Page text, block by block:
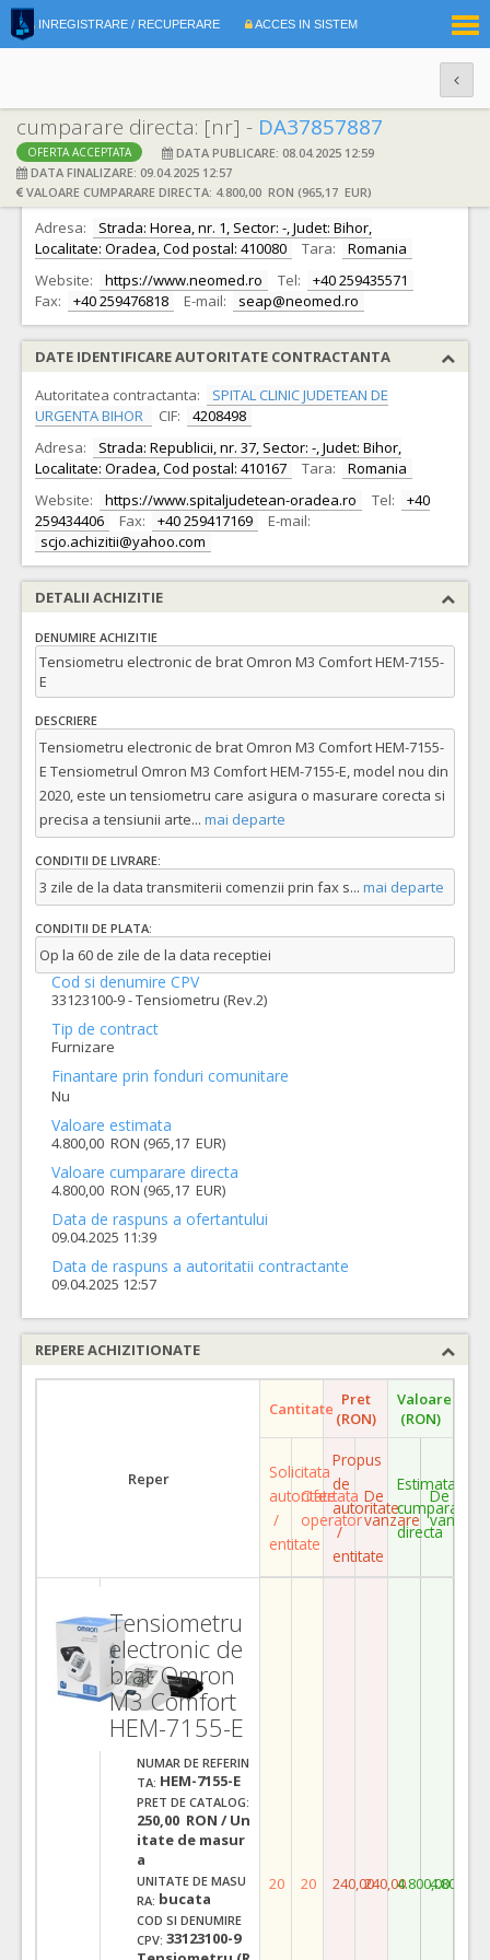
INREGISTRARE / RECUPERARE ACCES IN SISTEM
cumparare directa: [nr] - DA37857887
OFERTA ACCEPTATA
DATA PUBLICARE: 08.04.2025 12:59
DATA FINALIZARE: 09.04.2025 12:57
VALOARE CUMPARARE DIRECTA: 4.800,00 RON (965,17 EUR)
DATE IDENTIFICARE OFERTANT
Ofertant: S.C. NEOMED S.R.L. CIF: 8728108
Adresa:
Strada: Horea, nr. 1, Sector: -, Judet: Bihor,
Localitate: Oradea, Cod postal: 410080
Tara:
Romania
Website:
https://www.neomed.ro Tel:
+40 259435571
Fax:
+40 259476818 E-mail: seap@neomed.ro
DATE IDENTIFICARE AUTORITATE CONTRACTANTA
Autoritatea contractanta:
SPITAL CLINIC JUDETEAN DE
URGENTA BIHOR
CIF:
4208498
Adresa:
Strada: Republicii, nr. 37, Sector: -, Judet: Bihor,
Localitate: Oradea, Cod postal: 410167
Tara:
Romania
Website:
https://www.spitaljudetean-oradea.ro Tel:
+40
259434406
Fax: +40 259417169
E-mail:
scjo.achizitii@yahoo.com
DETALII ACHIZITIE
DENUMIRE ACHIZITIE
Tensiometru electronic de brat Omron M3 Comfort HEM-7155-
E
DESCRIERE
Tensiometru electronic de brat Omron M3 Comfort HEM-7155-
E Tensiometrul Omron M3 Comfort HEM-7155-E, model nou din
2020, este un tensiometru care asigura o masurare corecta si
precisa a tensiunii arte... mai departe
CONDITII DE LIVRARE:
3 zile de la data transmiterii comenzii prin fax s... mai departe
CONDITII DE PLATA:
Op la 60 de zile de la data receptiei
Cod si denumire CPV
33123100-9 - Tensiometru (Rev.2)
Tip de contract
Furnizare
Finantare prin fonduri comunitare
Nu
Valoare estimata
4.800,00 RON (965,17 EUR)
Valoare cumparare directa
4.800,00 RON (965,17 EUR)
Data de raspuns a ofertantului
09.04.2025 11:39
Data de raspuns a autoritatii contractante
09.04.2025 12:57
REPERE ACHIZITIONATE
Reper
Cantitate Pret
(RON)
Valoare
(RON)
Solicitata
autoritate
/
entitate
Ofertata
operator
Propus
de
autoritate
/
entitate
De
vanzare
Estimata
cumparare
directa
De
vanzare
Tensiometru
electronic de
brat Omron
M3 Comfort
HEM-7155-E
NUMAR DE REFERIN
TA: HEM-7155-E
PRET DE CATALOG:
250,00 RON / Un
itate de masur
a
UNITATE DE MASU
RA: bucata
COD SI DENUMIRE
CPV: 33123100-9
20 20 240,00240,004.800,004.800,00